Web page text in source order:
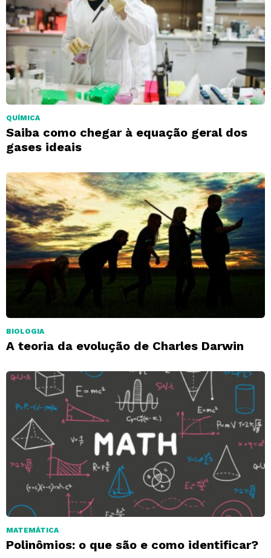
QUÍMICA
Saiba como chegar à equação geral dos
gases ideais
BIOLOGIA
A teoria da evolução de Charles Darwin
MATEMÁTICA
Polinômios: o que são e como identificar?